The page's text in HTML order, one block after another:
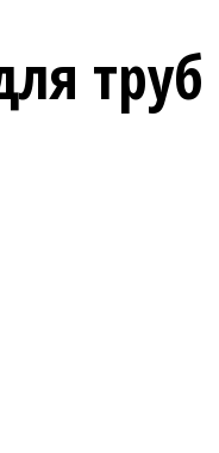
труб